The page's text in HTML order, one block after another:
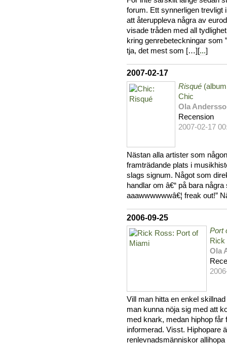
forum. Ett synnerligen trevligt
att återuppleva några av
visade tråden med all
kring genrebeteckningar som
tja, det mest som […][...]
2007-02-17
Risqué
Chic
Ola
Recension
2007-02-17
Nästan alla artister som
framträdande plats i
slags signum. Något som
handlar om â€“ på bara
aaawwwwwwâ€¦ freak out!”
2006-09-25
Port
Rick
Ola
Vill man hitta en enkel
man kunna nöja sig med att
med knark, medan hiphop
informerad. Visst. Hiphopare
renlevnadsmänniskor